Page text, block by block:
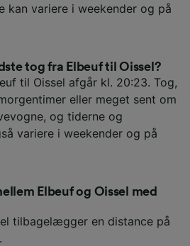
kan variere i weekender og på
tog fra Elbeuf til Oissel?
til Oissel afgår kl. 20:23. Tog,
eller meget sent om
og tiderne og
variere i weekender og på
Elbeuf og Oissel med
tilbagelægger en distance på